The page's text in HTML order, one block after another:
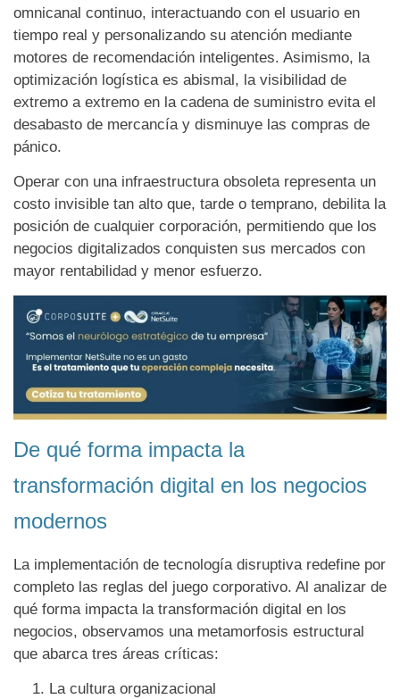
omnicanal continuo, interactuando con el usuario en
tiempo real y personalizando su atención mediante
motores de recomendación inteligentes. Asimismo, la
optimización logística es abismal, la visibilidad de
extremo a extremo en la cadena de suministro evita el
desabasto de mercancía y disminuye las compras de
pánico.
Operar con una infraestructura obsoleta representa un
costo invisible tan alto que, tarde o temprano, debilita la
posición de cualquier corporación, permitiendo que los
negocios digitalizados conquisten sus mercados con
mayor rentabilidad y menor esfuerzo.
De qué forma impacta la
transformación digital en los negocios
modernos
La implementación de tecnología disruptiva redefine por
completo las reglas del juego corporativo. Al analizar de
qué forma impacta la transformación digital en los
negocios, observamos una metamorfosis estructural
que abarca tres áreas críticas:
La cultura organizacional